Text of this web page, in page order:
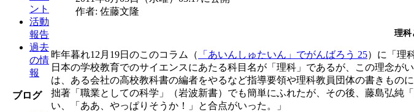
ント
活動
報告
過去
の情
報
ブログ
作者: 佐藤文隆
理
昨年暮れ12月19日のこのコラム（ 「あいんしゅたいん」でがんばろう 25）に「理
日本の学校教育でのサイエンスにあたる科目名が「理科」であるが、この理念
は、ある会社の高校教科書の編者をやるなど指導要領や理科教員団体の書きもの
拙著「職業としての科学」（岩波新書）でも簡単にふれたが、その後、藤島弘純
い、「ああ、やっぱりそうか！」と合点がいった。」